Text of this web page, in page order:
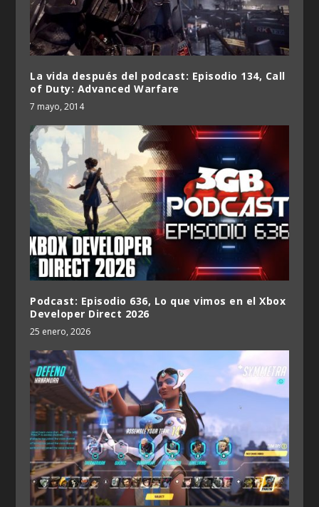
La vida después del podcast: Episodio 134, Call
of Duty: Advanced Warfare
7 mayo, 2014
Podcast: Episodio 636, Lo que vimos en el Xbox
Developer Direct 2026
25 enero, 2026